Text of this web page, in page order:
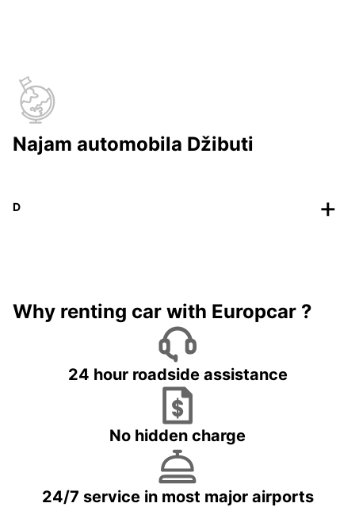
Najam automobila Džibuti
D
Why renting car with Europcar ?
24 hour roadside assistance
No hidden charge
24/7 service in most major airports